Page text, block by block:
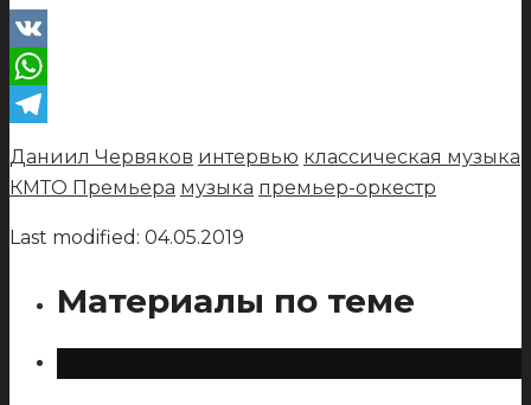
VK
WhatsApp
Даниил Червяков интервью классическая музыка
КМТО Премьера музыка премьер-оркестр
Last modified: 04.05.2019
Материалы по теме